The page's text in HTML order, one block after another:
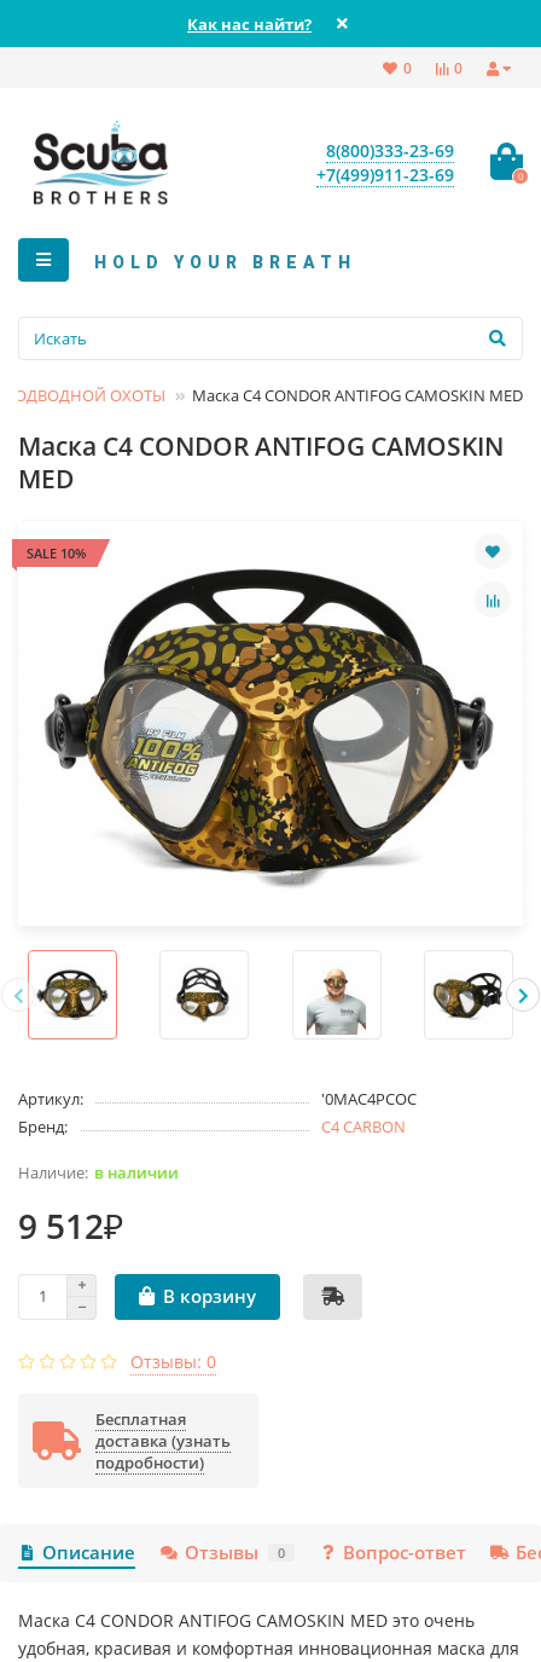
Как нас найти?
0
0
8(800)333-23-69
+7(499)911-23-69
0
HOLD YOUR BREATH
ПОДВОДНОЙ ОХОТЫ Маска C4 CONDOR ANTIFOG CAMOSKIN MED
Маска C4 CONDOR ANTIFOG CAMOSKIN
MED
SALE 10%
Артикул:
'0MAC4PCOC
Бренд:
C4 CARBON
в наличии
9 512₽
В корзину
Отзывы: 0
Бесплатная
доставка (узнать
подробности)
Описание Отзывы 0 Вопрос-ответ
Маска C4 CONDOR ANTIFOG CAMOSKIN MED это очень
удобная, красивая и комфортная инновационная маска для